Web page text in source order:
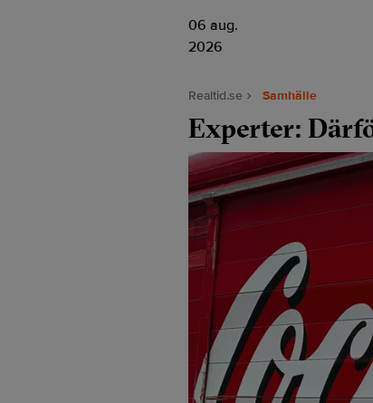
06 aug.
2026
Realtid.se Samhälle
Experter: